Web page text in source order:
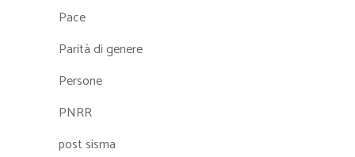
Pace
Parità di genere
Persone
PNRR
post sisma